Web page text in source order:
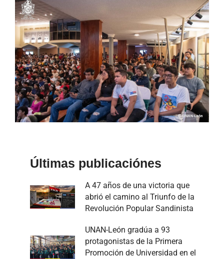
Últimas publicaciónes
A 47 años de una victoria que
abrió el camino al Triunfo de la
Revolución Popular Sandinista
UNAN-León gradúa a 93
protagonistas de la Primera
Promoción de Universidad en el